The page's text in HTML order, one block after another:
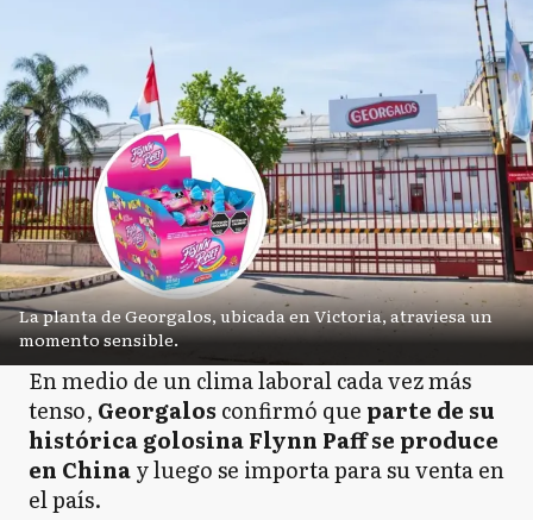
La planta de Georgalos, ubicada en Victoria, atraviesa un
momento sensible.
En medio de un clima laboral cada vez más
tenso, Georgalos confirmó que parte de su
histórica golosina Flynn Paff se produce
en Chinay luego se importa para su venta en
el país.